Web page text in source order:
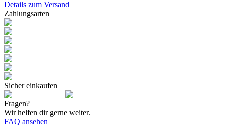
Details zum Versand
Zahlungsarten
Sicher einkaufen
Fragen?
Wir helfen dir gerne weiter.
FAQ ansehen